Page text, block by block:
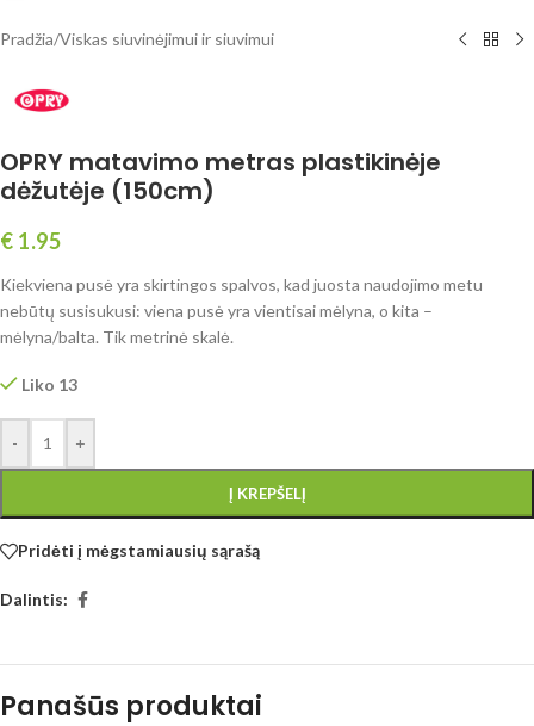
Pradžia/Viskas siuvinėjimui ir siuvimui
OPRY matavimo metras plastikinėje
dėžutėje (150cm)
€ 1.95
Kiekviena pusė yra skirtingos spalvos, kad juosta naudojimo metu
nebūtų susisukusi: viena pusė yra vientisai mėlyna, o kita –
mėlyna/balta. Tik metrinė skalė.
Liko 13
- +
Į KREPŠELĮ
Pridėti į mėgstamiausių sąrašą
Dalintis:
Panašūs produktai